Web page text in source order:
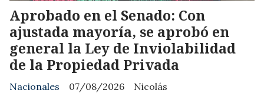
Aprobado en el Senado: Con
ajustada mayoría, se aprobó en
general la Ley de Inviolabilidad
de la Propiedad Privada
Nicolás
Nacionales
07/08/2026